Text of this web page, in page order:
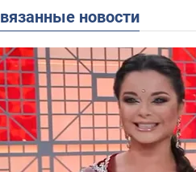
Связанные новости